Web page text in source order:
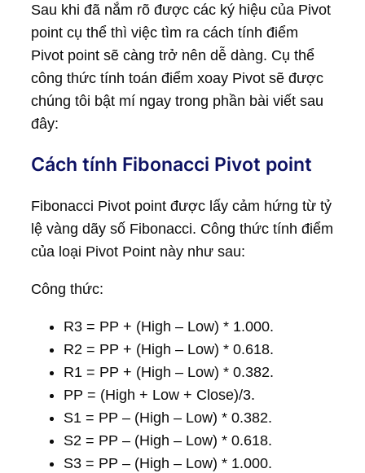
Sau khi đã nắm rõ được các ký hiệu của Pivot
point cụ thể thì việc tìm ra cách tính điểm
Pivot point sẽ càng trở nên dễ dàng. Cụ thể
công thức tính toán điểm xoay Pivot sẽ được
chúng tôi bật mí ngay trong phần bài viết sau
đây:
Cách tính Fibonacci Pivot point
Fibonacci Pivot point được lấy cảm hứng từ tỷ
lệ vàng dãy số Fibonacci. Công thức tính điểm
của loại Pivot Point này như sau:
Công thức:
R3 = PP + (High – Low) * 1.000.
R2 = PP + (High – Low) * 0.618.
R1 = PP + (High – Low) * 0.382.
PP = (High + Low + Close)/3.
S1 = PP – (High – Low) * 0.382.
S2 = PP – (High – Low) * 0.618.
S3 = PP – (High – Low) * 1.000.